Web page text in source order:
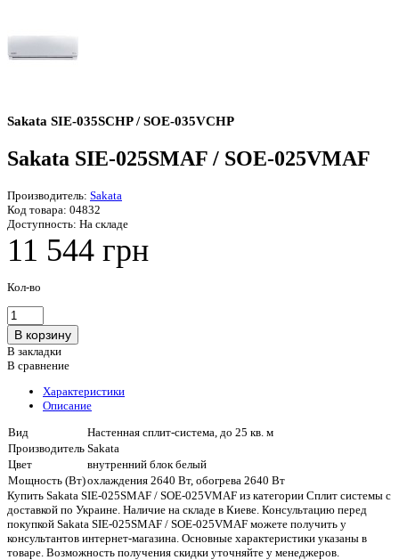
Sakata SIE-035SCHP / SOE-035VCHP
Sakata SIE-025SMAF / SOE-025VMAF
Производитель: Sakata
Код товара: 04832
Доступность: На складе
11 544 грн
Кол-во
В закладки
В сравнение
Характеристики
Описание
Вид
Настенная сплит-система, до 25 кв. м
Производитель Sakata
Цвет
внутренний блок белый
Мощность (Вт)охлаждения 2640 Вт, обогрева 2640 Вт
Купить Sakata SIE-025SMAF / SOE-025VMAF из категории Сплит системы с
доставкой по Украине. Наличие на складе в Киеве. Консультацию перед
покупкой Sakata SIE-025SMAF / SOE-025VMAF можете получить у
консультантов интернет-магазина. Основные характеристики указаны в
товаре. Возможность получения скидки уточняйте у менеджеров.